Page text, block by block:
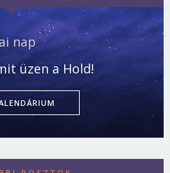
nap
üzen a Hold!